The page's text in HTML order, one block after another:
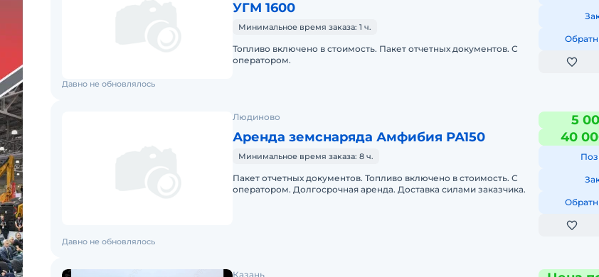
УГМ 1600
Минимальное время заказа: 1 ч.
Топливо включено в стоимость. Пакет отчетных документов. С
оператором.
Давно не обновлялось
Людиново
Аренда земснаряда Амфибия РА150
Минимальное время заказа: 8 ч.
Пакет отчетных документов. Топливо включено в стоимость. С
оператором. Долгосрочная аренда. Доставка силами заказчика.
5
40
Давно не обновлялось
Казань